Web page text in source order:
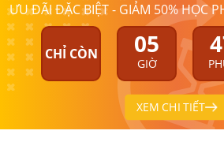
ƯU ĐÃI ĐẶC BIỆT - GIẢM 50% HỌC
CHỈ CÒN 05
GIỜ
XEM CHI TIẾT